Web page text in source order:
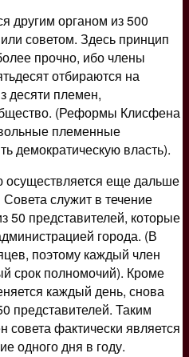
другим органом из 500
советом. Здесь принцип
прочно, ибо члены
отбираются на
десяти племен,
(Реформы Клисфена
племенные
демократическую власть).
еще дальше
служит в течение
50 представителей, которые
города. (В
поэтому каждый член
срок полномочий). Кроме
каждый день, снова
представителей. Таким
фактически является
одного дня в году.